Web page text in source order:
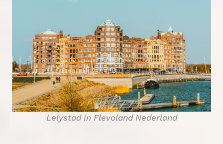
Lelystad in Flevoland Nederland